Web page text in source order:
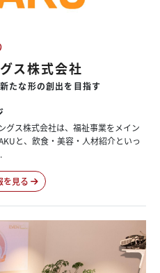
ス株式会社
たな形の創出を目指す
グス株式会社は、福祉事業をメイン
と、飲食・美容・人材紹介といっ
を見る